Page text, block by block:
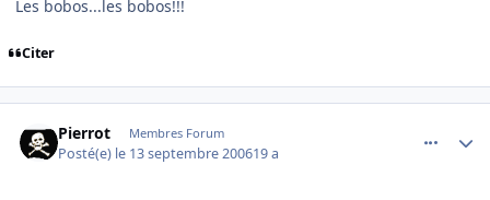
Les bobos...les bobos!!!
Citer
Pierrot Membres Forum
Posté(e) le 13 septembre 200619 a